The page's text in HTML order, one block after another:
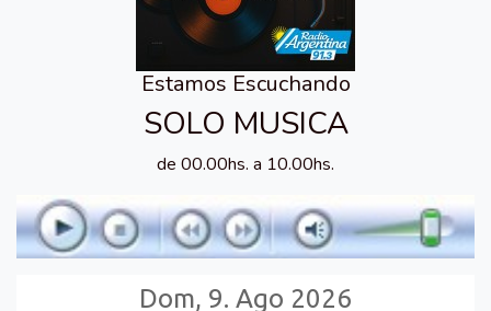
Estamos Escuchando
SOLO MUSICA
de 00.00hs. a 10.00hs.